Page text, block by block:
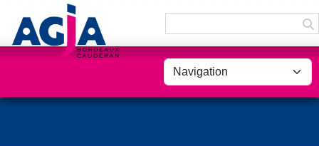
Panneau de gestion des cookies